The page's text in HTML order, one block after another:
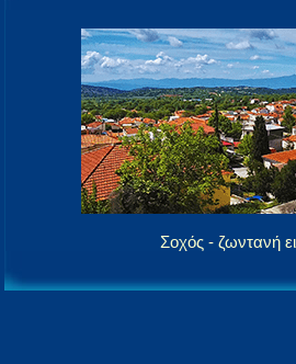
Σοχός - ζωντανή